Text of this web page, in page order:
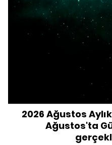
2026 Ağustos
Ağustos'ta